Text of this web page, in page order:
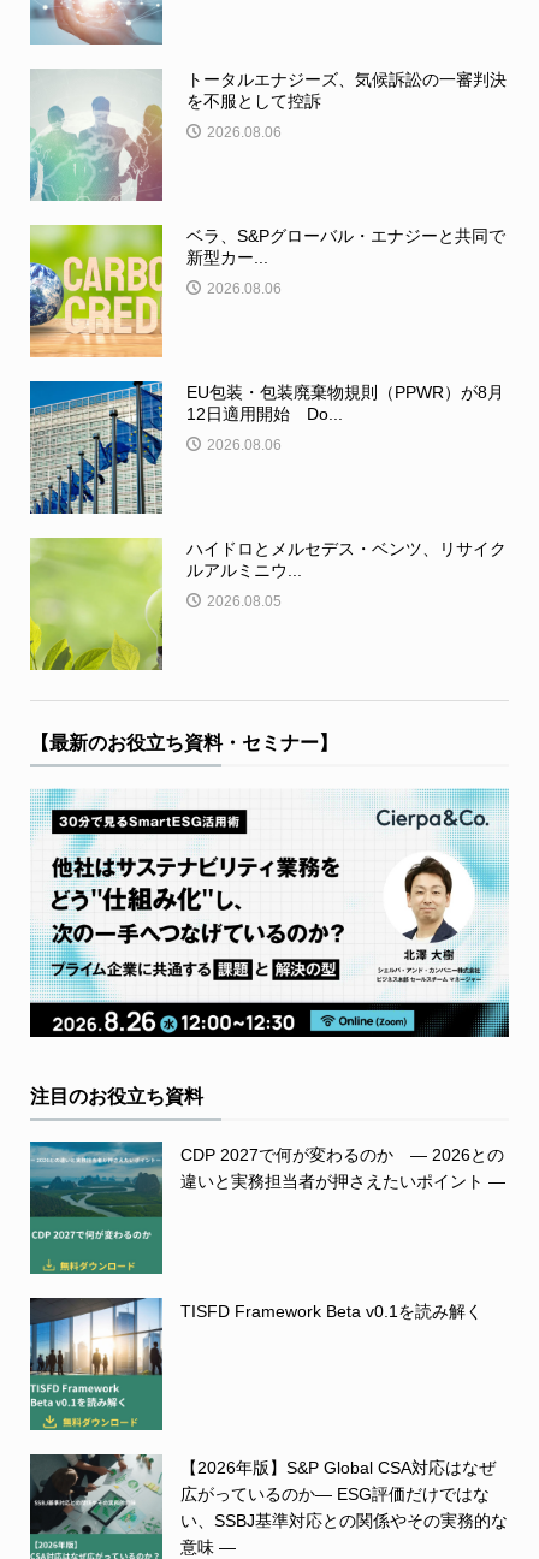
トータルエナジーズ、気候訴訟の一審判決
を不服として控訴
2026.08.06
ベラ、S&Pグローバル・エナジーと共同で
新型カー...
2026.08.06
EU包装・包装廃棄物規則（PPWR）が8月
12日適用開始 Do...
2026.08.06
ハイドロとメルセデス・ベンツ、リサイク
ルアルミニウ...
2026.08.05
【最新のお役立ち資料・セミナー】
注目のお役立ち資料
CDP 2027で何が変わるのか ― 2026との
違いと実務担当者が押さえたいポイント ―
TISFD Framework Beta v0.1を読み解く
【2026年版】S&P Global CSA対応はなぜ
広がっているのか― ESG評価だけではな
い、SSBJ基準対応との関係やその実務的な
意味 ―